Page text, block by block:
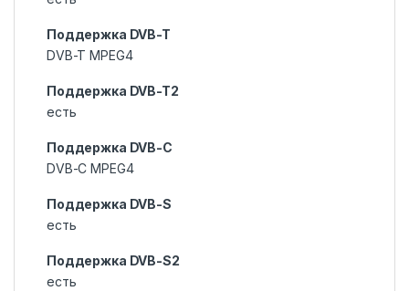
Поддержка DVB-T
DVB-T MPEG4
Поддержка DVB-T2
есть
Поддержка DVB-C
DVB-C MPEG4
Поддержка DVB-S
есть
Поддержка DVB-S2
есть